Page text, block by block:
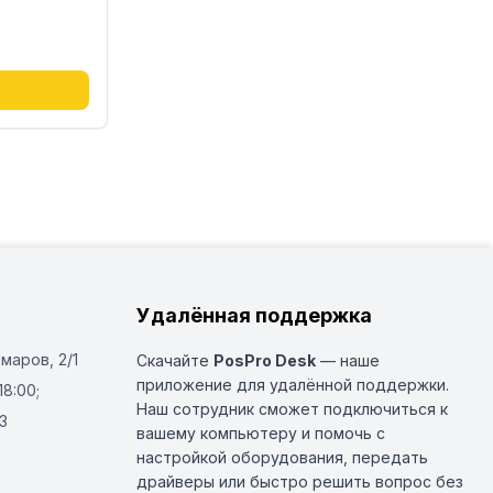
2/1
Удалённая поддержка
Скачайте PosPro Desk — наше
приложение для удалённой поддержки.
Наш сотрудник сможет подключиться к
вашему компьютеру и помочь с
настройкой оборудования, передать
драйверы или быстро решить вопрос без